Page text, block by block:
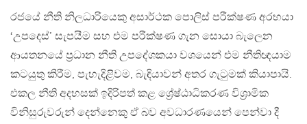
රජයේ නීති නිලධාරියෙකු අසාර්ථක පොලිස් පරීක්ෂණ අරභයා
‘උපදෙස්’ සැපයීම සහ එම පරීක්ෂණ ගැන සොයා බැලෙන
ආයතනයේ ප‍්‍රධාන නීති උපදේශකයා වශයෙන් එම නීතිඥයාම
කටයුතු කිරීම, පැහැදිළිවම, බැඳියාවන් අතර ගැටුමක් කියාපායි.
එකල නීති අදහසක් ඉදිරිපත් කළ ශ්‍රේෂ්ඨාධිකරණ විශ‍්‍රාමික
විනිසුරුවරුන් දෙන්නෙකු ඒ බව අවධාරණයෙන් පෙන්වා දී